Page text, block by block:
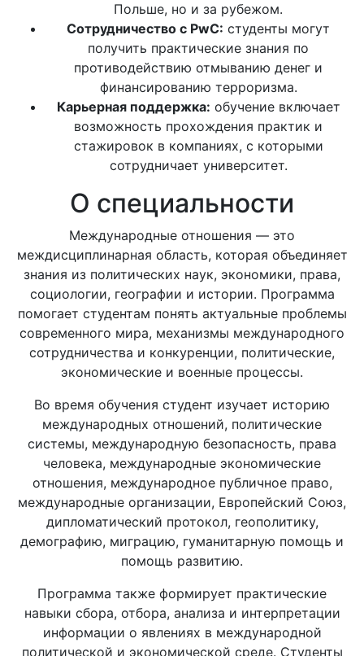
Польше, но и за рубежом.
Сотрудничество с PwC: студенты могут
получить практические знания по
противодействию отмыванию денег и
финансированию терроризма.
Карьерная поддержка: обучение включает
возможность прохождения практик и
стажировок в компаниях, с которыми
сотрудничает университет.
О специальности
Международные отношения — это
междисциплинарная область, которая объединяет
знания из политических наук, экономики, права,
социологии, географии и истории. Программа
помогает студентам понять актуальные проблемы
современного мира, механизмы международного
сотрудничества и конкуренции, политические,
экономические и военные процессы.
Во время обучения студент изучает историю
международных отношений, политические
системы, международную безопасность, права
человека, международные экономические
отношения, международное публичное право,
международные организации, Европейский Союз,
дипломатический протокол, геополитику,
демографию, миграцию, гуманитарную помощь и
помощь развитию.
Программа также формирует практические
навыки сбора, отбора, анализа и интерпретации
информации о явлениях в международной
политической и экономической среде. Студенты